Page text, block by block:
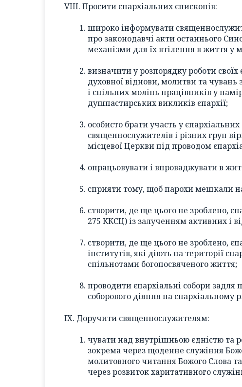
VIII. Просити єпархіальних єпископів:
широко інформувати
про законодавчі акти останнього
механізми для їх втілення в життя у
визначити у розпорядку роботи
духовної віднови, молитви та чувань
і спільних молінь працівників у
душпастирських викликів єпархії;
особисто брати участь у
священнослужителів і різних груп
місцевої Церкви під проводом
опрацьовувати і впроваджувати в
сприяти тому, щоб парохи мешкали на
створити, де ще цього не зроблено,
275 ККСЦ) із залученням активних і
створити, де ще цього не зроблено,
інститутів, які діють на території
спільнотами богопосвяченого життя;
проводити єпархіальні собори задля
соборового діяння на єпархіальному
IX. Доручити священнослужителям:
чувати над внутрішньою єдністю та
зокрема через щоденне служіння
молитовного читання Божого Слова
через розвиток харитативного